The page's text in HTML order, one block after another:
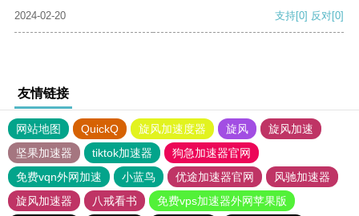
2024-02-20
支持[0] 反对[0]
友情链接
网站地图 QuickQ 旋风加速度器 旋风
旋风加速
坚果加速器
tiktok加速器
狗急加速器官网
免费vqn外网加速
小蓝鸟 优途加速器官网
风驰加速器
旋风加速器
八戒看书
免费vps加速器外网苹果版